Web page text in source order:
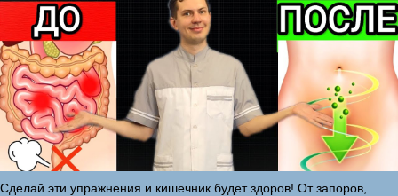
Сделай эти упражнения и кишечник будет здоров! От запоров,